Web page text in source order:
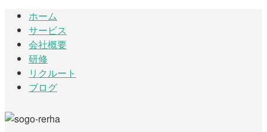
ホーム
サービス
会社概要
研修
リクルート
ブログ